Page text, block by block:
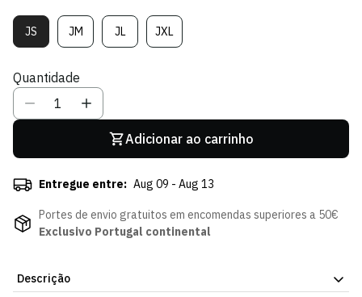
JSVariante
Esgotada
Indisponível
JMVariante
Esgotada
Indisponível
JLVariante
Esgotada
JXLVariante
Esgotada
Quantidade
Adicionar ao carrinho
Entregue entre: Aug 09 - Aug 13
Portes de envio gratuitos em encomendas superiores a 50€
Exclusivo Portugal continental
Descrição